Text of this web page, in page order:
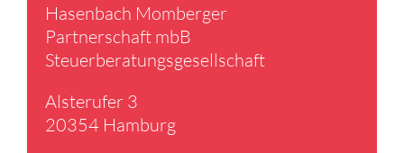
Hasen­bach Momberger
Partner­schaft mbB
Steuer­be­ra­tungs­ge­sell­schaft
Alster­ufer 3
20354 Hamburg